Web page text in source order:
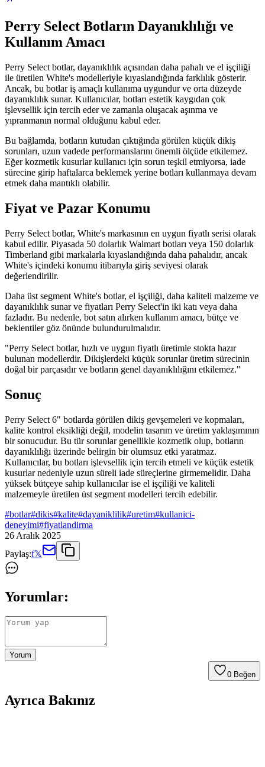
Perry Select Botların Dayanıklılığı ve
Kullanım Amacı
Perry Select botlar, dayanıklılık açısından daha pahalı ve el işçiliği
ile üretilen White's modelleriyle kıyaslandığında farklılık gösterir.
Ancak, bu botlar iş amaçlı kullanıma uygundur ve orta düzeyde
dayanıklılık sunar. Kullanıcılar, botları estetik kaygıdan çok
işlevsellik için tercih eder ve zamanla oluşacak aşınma ve
yıpranmanın normal olduğunu kabul eder.
Bu bağlamda, botların kutudan çıktığında görülen küçük dikiş
sorunları, uzun vadede performanslarını önemli ölçüde etkilemez.
Eğer kozmetik kusurlar kullanıcı için sorun teşkil etmiyorsa, iade
sürecine girip haftalarca beklemek yerine botları kullanmaya devam
etmek daha mantıklı olabilir.
Fiyat ve Pazar Konumu
Perry Select botlar, White's markasının en uygun fiyatlı serisi olarak
kabul edilir. Piyasada 50 dolarlık Walmart botları veya 150 dolarlık
Timberland gibi markalarla kıyaslandığında daha pahalıdır, ancak
White's içindeki konumu itibarıyla giriş seviyesi olarak
değerlendirilir.
Daha üst segment White's botlar, el işçiliği, daha kaliteli malzeme ve
dayanıklılık sunar ve fiyatları Perry Select'in iki katı veya daha
fazladır. Bu nedenle, bot satın alırken kullanım amacı, bütçe ve
beklentiler göz önünde bulundurulmalıdır.
"Perry Select botlar, hızlı ve uygun fiyatlı üretimle stokta hazır
bulunan modellerdir. Dikişlerdeki küçük sorunlar üretim sürecinin
doğal bir parçasıdır ve botların genel dayanıklılığını etkilemez."
Sonuç
Perry Select 6" botlarda görülen dikiş gevşemeleri ve kopmaları,
kalite kontrol eksikliği değil, modelin tasarım ve üretim yaklaşımının
bir sonucudur. Bu tür sorunlar genellikle kozmetik olup, botların
dayanıklılığı üzerinde belirgin bir olumsuz etki yaratmaz.
Kullanıcılar, bu botları işlevsellik için tercih etmeli ve küçük estetik
kusurlar nedeniyle uzun süreli iade süreçlerine girmemelidir. Daha
yüksek bütçeye sahip kullanıcılar ise el işçiliği ve kaliteli
malzemeyle üretilen üst segment modelleri tercih edebilir.
#botlar#dikis#kalite#dayaniklilik#uretim#kullanici-
deneyimi#fiyatlandirma
26 Aralık 2025
Paylaş:f𝕏
Yorumlar:
Yorum
0 Beğen
Ayrıca Bakınız